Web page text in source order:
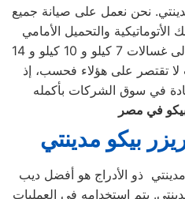
نحن نعمل على صيانة جميع
الأتوماتيكية والتحميل الأمامي
والتحميل العلوي، بالإضافة إلى غسالات 7 كيلو و 10 كيلو و 14
لا تقتصر على هؤلاء فحسب، إذ
في مصر
بيكو مدينتي
ذو الأدراج هو أفضل ديب
يتم استخدامه في العمليات